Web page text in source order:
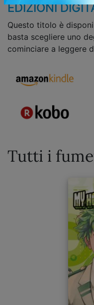
EDIZIONI
Questo titolo è
basta scegliere uno
cominciare a leggere
Tutti i